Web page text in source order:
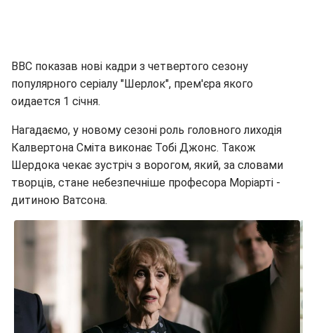
ВВС показав нові кадри з четвертого сезону
популярного серіалу "Шерлок", прем'єра якого
оидается 1 січня.
Нагадаємо, у новому сезоні роль головного лиходія
Калвертона Сміта виконає Тобі Джонс. Також
Шердока чекає зустріч з ворогом, який, за словами
творців, стане небезпечніше професора Моріарті -
дитиною Ватсона.